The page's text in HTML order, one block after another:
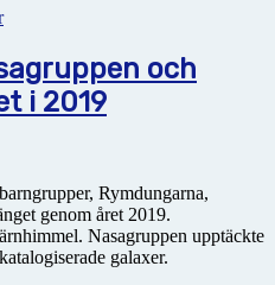
och
i 2019
Rymdungarna,
genom året 2019.
Nasagruppen upptäckte
galaxer.